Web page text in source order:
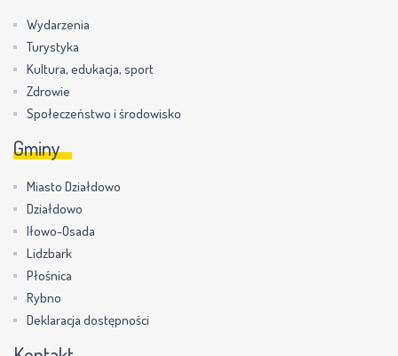
Wydarzenia
Turystyka
Kultura, edukacja, sport
Zdrowie
Społeczeństwo i środowisko
Gminy
Miasto Działdowo
Działdowo
Iłowo-Osada
Lidzbark
Płośnica
Rybno
Deklaracja dostępności